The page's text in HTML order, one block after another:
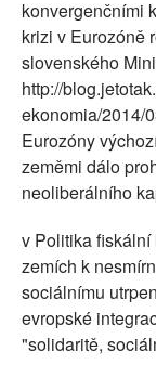
konvergenčními
krizi v Eurozóně
slovenského
http://
ekonomia/2014/
Eurozóny
zeměmi dálo
neoliberálního
v Politika
zemích k
sociálnímu
evropské
"solidaritě,